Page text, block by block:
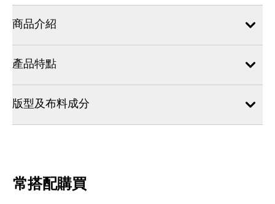
商品介紹
產品特點
版型及布料成分
常搭配購買